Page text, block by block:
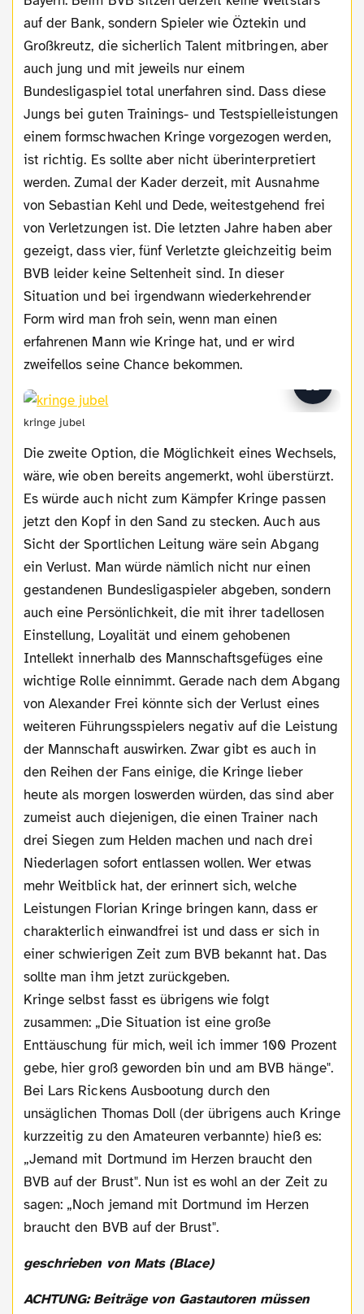
auf der Bank, sondern Spieler wie Öztekin und
Großkreutz, die sicherlich Talent mitbringen, aber
auch jung und mit jeweils nur einem
Bundesligaspiel total unerfahren sind. Dass diese
Jungs bei guten Trainings- und Testspielleistungen
einem formschwachen Kringe vorgezogen werden,
ist richtig. Es sollte aber nicht überinterpretiert
werden. Zumal der Kader derzeit, mit Ausnahme
von Sebastian Kehl und Dede, weitestgehend frei
von Verletzungen ist. Die letzten Jahre haben aber
gezeigt, dass vier, fünf Verletzte gleichzeitig beim
BVB leider keine Seltenheit sind. In dieser
Situation und bei irgendwann wiederkehrender
Form wird man froh sein, wenn man einen
erfahrenen Mann wie Kringe hat, und er wird
zweifellos seine Chance bekommen.
kringe jubel
Die zweite Option, die Möglichkeit eines Wechsels,
wäre, wie oben bereits angemerkt, wohl überstürzt.
Es würde auch nicht zum Kämpfer Kringe passen
jetzt den Kopf in den Sand zu stecken. Auch aus
Sicht der Sportlichen Leitung wäre sein Abgang
ein Verlust. Man würde nämlich nicht nur einen
gestandenen Bundesligaspieler abgeben, sondern
auch eine Persönlichkeit, die mit ihrer tadellosen
Einstellung, Loyalität und einem gehobenen
Intellekt innerhalb des Mannschaftsgefüges eine
wichtige Rolle einnimmt. Gerade nach dem Abgang
von Alexander Frei könnte sich der Verlust eines
weiteren Führungsspielers negativ auf die Leistung
der Mannschaft auswirken. Zwar gibt es auch in
den Reihen der Fans einige, die Kringe lieber
heute als morgen loswerden würden, das sind aber
zumeist auch diejenigen, die einen Trainer nach
drei Siegen zum Helden machen und nach drei
Niederlagen sofort entlassen wollen. Wer etwas
mehr Weitblick hat, der erinnert sich, welche
Leistungen Florian Kringe bringen kann, dass er
charakterlich einwandfrei ist und dass er sich in
einer schwierigen Zeit zum BVB bekannt hat. Das
sollte man ihm jetzt zurückgeben.
Kringe selbst fasst es übrigens wie folgt
zusammen: „Die Situation ist eine große
Enttäuschung für mich, weil ich immer 100 Prozent
gebe, hier groß geworden bin und am BVB hänge".
Bei Lars Rickens Ausbootung durch den
unsäglichen Thomas Doll (der übrigens auch Kringe
kurzzeitig zu den Amateuren verbannte) hieß es:
„Jemand mit Dortmund im Herzen braucht den
BVB auf der Brust". Nun ist es wohl an der Zeit zu
sagen: „Noch jemand mit Dortmund im Herzen
braucht den BVB auf der Brust".
geschrieben von Mats (Blace)
ACHTUNG: Beiträge von Gastautoren müssen